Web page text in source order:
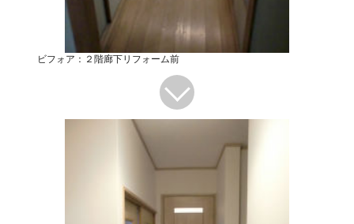
ビフォア：２階廊下リフォーム前